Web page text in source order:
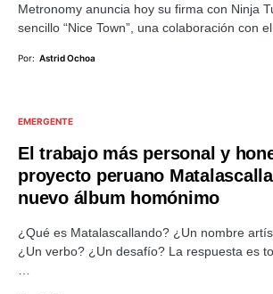
Metronomy anuncia hoy su firma con Ninja
sencillo “Nice Town”, una colaboración con
Por: Astrid Ochoa
EMERGENTE
El trabajo más personal y
proyecto peruano
nuevo álbum homónimo
¿Qué es Matalascallando? ¿Un nombre
¿Un verbo? ¿Un desafío? La respuesta es